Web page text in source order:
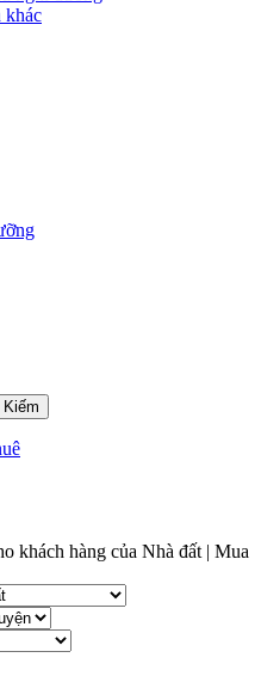
khác
khách hàng của Nhà đất | Mua